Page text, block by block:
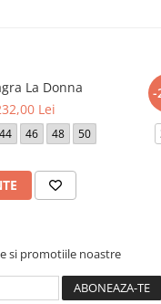
La Donna
Lei
44 46 48 50
-
si promotiile noastre